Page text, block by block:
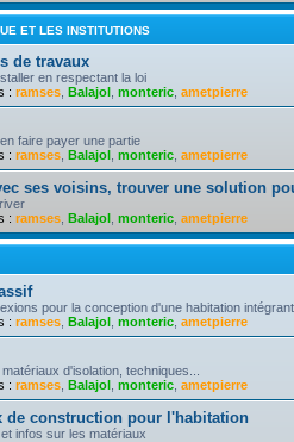
ET LES INSTITUTIONS
de travaux
en respectant la loi
: ramses Balajol monteric ametpierre
faire payer une partie
: ramses Balajol monteric ametpierre
ses voisins, trouver une solution
: ramses Balajol monteric ametpierre
pour la conception d'une habitation
: ramses Balajol monteric ametpierre
d'isolation, techniques...
: ramses Balajol monteric ametpierre
de construction pour l'habitation
infos sur les matériaux